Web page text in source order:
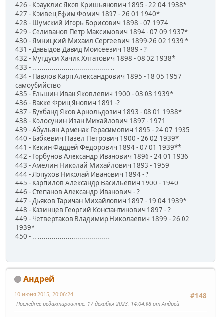
426 - Крауклис Яков Кришьянович 1895 - 22 04 1938*
427 - Кривец Ефим Фомич 1897 - 26 01 1940*
428 - Шумский Игорь Борисович 1898 - 07 1974
429 - Селиванов Петр Максимович 1894 - 07 09 1937*
430 - Ямницкий Михаил Сергеевич 1899-26 02 1939 *
431 - Давыдов Давид Моисеевич 1889 - ?
432 - Мугдуси Хачик Хлгатович 1898 - 08 02 1938*
433 - ..........................................
434 - Павлов Карп Александрович 1895 - 18 05 1957
самоубийство
435 - Ельшин Иван Яковлевич 1900 - 03 03 1939*
436 - Вакке Фриц Янович 1891 -?
437 - Бухбанд Яков Арнольдович 1893 - 08 01 1938*
438 - Колосунин Иван Михайлович 1897 - 1971
439 - Абульян Арменак Герасимович 1895 - 24 07 1935
440 - Бабкевич Павел Петрович 1900 - 26 02 1939*
441 - Кекин Фаддей Федорович 1894 - 07 01 1939**
442 - Горбунов Александр Иванович 1896 - 24 01 1936
443 - Амелин Николай Михайлович 1893 - 1959
444 - Лопухов Николай Иванович 1894 - ?
445 - Карпилов Александр Васильевич 1900 - 1940
446 - Степанов Александр Иванович - ?
447 - Дьяков Таричан Михайлович 1897 - 19 04 1939*
448 - Казинцев Георгий Константинович 1897 - ?
449 - Четвертаков Владимир Николаевич 1899 - 26 02
1939*
450 - ........................................
Андрей
#148
10 июня 2015, 20:06:24
Последнее редактирование: 17 декабря 2023, 14:04:08 от Андрей